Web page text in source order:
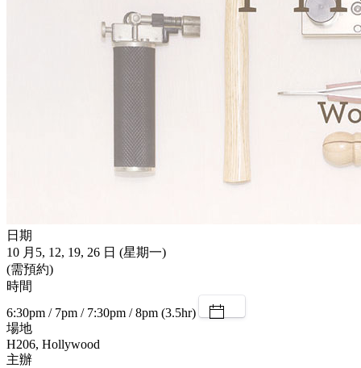
日期
10 月5, 12, 19, 26 日 (星期一)
(需預約)
時間
6:30pm / 7pm / 7:30pm / 8pm (3.5hr)
場地
H206, Hollywood
主辦